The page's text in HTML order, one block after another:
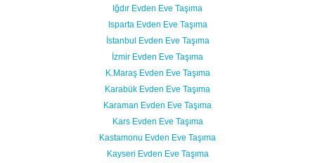
Iğdır Evden Eve Taşıma
Isparta Evden Eve Taşıma
İstanbul Evden Eve Taşıma
İzmir Evden Eve Taşıma
K.Maraş Evden Eve Taşıma
Karabük Evden Eve Taşıma
Karaman Evden Eve Taşıma
Kars Evden Eve Taşıma
Kastamonu Evden Eve Taşıma
Kayseri Evden Eve Taşıma